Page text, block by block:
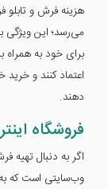
هزینه فرش و تابلو
می‌رسد؛ این ویژگی
برای خود به همراه
اعتماد کنند و
دهند.
فروشگاه
اگر به دنبال تهیه
وب‌سایتی است که